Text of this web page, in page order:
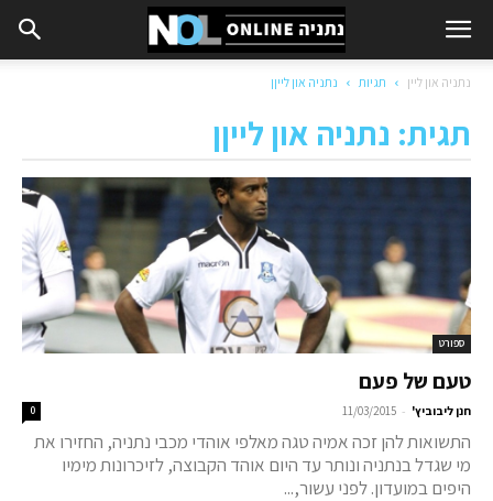
נתניה און ליין תגיות נתניה און לייןן
תגית: נתניה און לייןן
ספורט
טעם של פעם
חנן ליבוביץ' -
11/03/2015
0
התשואות להן זכה אמיה טגה מאלפי אוהדי מכבי נתניה, החזירו את
מי שגדל בנתניה ונותר עד היום אוהד הקבוצה, לזיכרונות מימיו
היפים במועדון. לפני עשור,...